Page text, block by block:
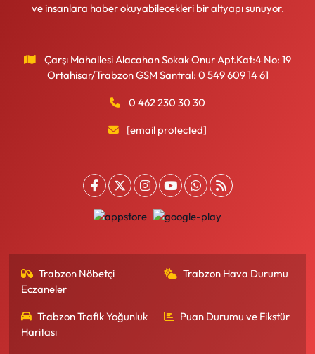
ve insanlara haber okuyabilecekleri bir altyapı sunuyor.
Çarşı Mahallesi Alacahan Sokak Onur Apt.Kat:4 No: 19
Ortahisar/Trabzon GSM Santral: 0 549 609 14 61
0 462 230 30 30
[email protected]
Trabzon Nöbetçi
Eczaneler
Trabzon Hava Durumu
Trabzon Trafik Yoğunluk
Haritası
Puan Durumu ve Fikstür